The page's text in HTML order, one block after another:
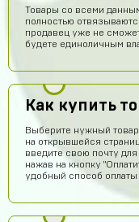
Товары со всеми
полностью
продавец уже не
будете единоличным
Как купить
Выберите нужный товар
на открывшейся
введите свою почту для
нажав на кнопку
удобный способ оплаты